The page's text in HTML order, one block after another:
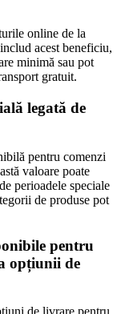
online de la
acest beneficiu,
minimă sau pot
gratuit.
legată de
pentru comenzi
valoare poate
perioadele speciale
de produse pot
pentru
opțiunii de